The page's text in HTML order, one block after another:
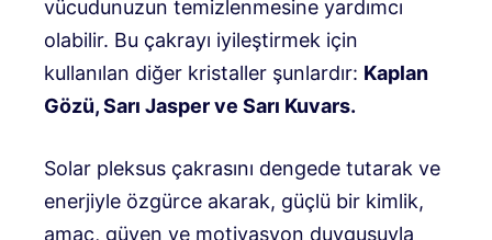
vücudunuzun temizlenmesine yardımcı
olabilir. Bu çakrayı iyileştirmek için
kullanılan diğer kristaller şunlardır: Kaplan
Gözü, Sarı Jasper ve Sarı Kuvars.
Solar pleksus çakrasını dengede tutarak ve
enerjiyle özgürce akarak, güçlü bir kimlik,
amaç, güven ve motivasyon duygusuyla